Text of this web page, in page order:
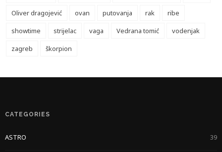
Oliver dragojević
ovan putovanja rak
ribe
showtime
strijelac vaga Vedrana tomić
vodenjak
zagreb
škorpion
CATEGORIES
ASTRO 39